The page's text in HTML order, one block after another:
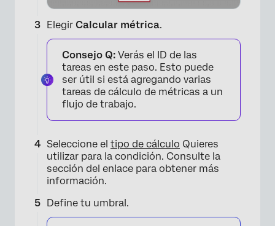
Elegir Calcular métrica.
Consejo Q: Verás el ID de las
tareas en este paso. Esto puede
ser útil si está agregando varias
tareas de cálculo de métricas a un
flujo de trabajo.
Seleccione el tipo de cálculo Quieres
utilizar para la condición. Consulte la
sección del enlace para obtener más
información.
Define tu umbral.